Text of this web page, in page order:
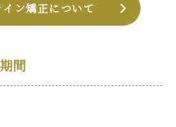
ン矯正について
間